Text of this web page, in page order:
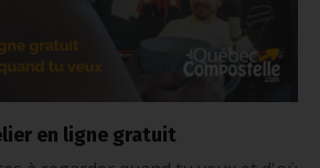
en ligne gratuit